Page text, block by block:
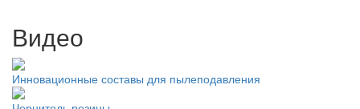
Видео
Инновационные составы для пылеподавления